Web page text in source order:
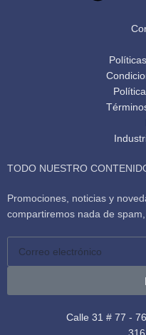
TODO NUESTRO
Promociones, noticias y
compartiremos nada de
Calle 31 # 77 -